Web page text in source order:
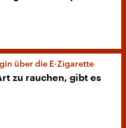
über die E-Zigarette
zu rauchen, gibt es